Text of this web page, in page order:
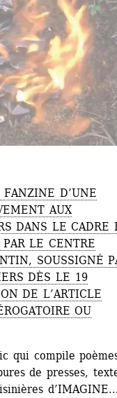
D’UNE
AUX
DANS LE CADRE
LE CENTRE
SOUSSIGNÉ
DÈS LE 19
DE L’ARTICLE
OU
qui compile
de presses,